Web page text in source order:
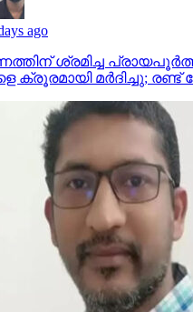
ago
ശ്രമിച്ച
ക്രൂരമായി മര്‍ദിച്ചു; രണ്ട്